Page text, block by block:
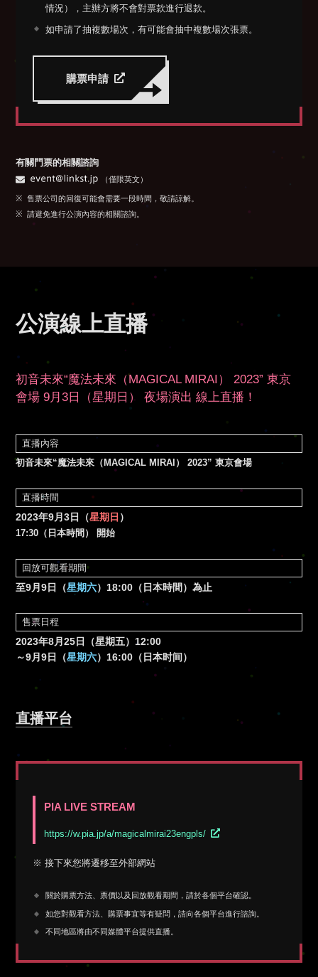
情況），主辦方將不會對票款進行退款。
如申請了抽複數場次，有可能會抽中複數場次張票。
購票申請
有關門票的相關諮詢
（僅限英文）
售票公司的回復可能會需要一段時間，敬請諒解。
請避免進行公演內容的相關諮詢。
公演線上直播
初音未來“魔法未來（MAGICAL MIRAI） 2023” 東京
會場9月3日（星期日） 夜場演出 線上直播！
直播內容
初音未來“魔法未來（MAGICAL MIRAI） 2023” 東京會場
直播時間
2023年9月3日（星期日 ）
17:30（日本時間） 開始
回放可觀看期間
至9月9日（星期六）18:00（日本時間）為止
售票日程
2023年8月25日（星期五）12:00
～9月9日（星期六）16:00（日本时间）
直播平台
PIA LIVE STREAM
https://w.pia.jp/a/magicalmirai23engpls/
※ 接下來您將遷移至外部網站
關於購票方法、票價以及回放觀看期間，請於各個平台確認。
如您對觀看方法、購票事宜等有疑問，請向各個平台進行諮詢。
不同地區將由不同媒體平台提供直播。